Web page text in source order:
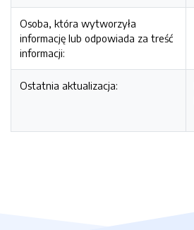
Osoba, która wytworzyła
informację lub odpowiada za treść
informacji:
Ostatnia aktualizacja: